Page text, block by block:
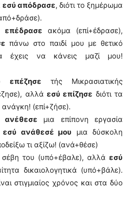
εσύ απόδρασε, διότι το ξημέρωμα
επέδρασε ακόμα (επί+έδρασε),
πάνω στο παιδί μου με θετικό
έχεις να κάνεις μαζί μου!
τής Μικρασιατικής
αλλά εσύ επίζησε διότι τα
(επί+ζήσε).
μια επίπονη εργασία
εσύ ανάθεσέ μου μια δύσκολη
τι αξίζω! (ανά+θέσε)
του (υπό+έβαλε), αλλά εσύ
δικαιολογητικά (υπό+βάλε).
στιγμιαίος χρόνος και στα δύο